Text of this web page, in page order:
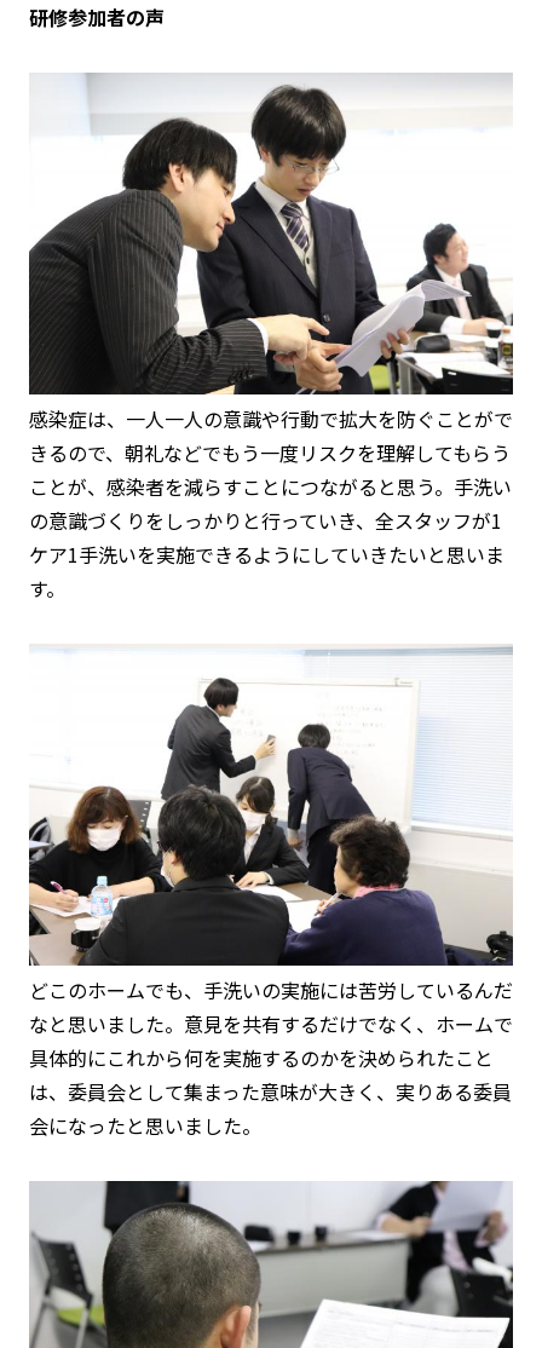
研修参加者の声
感染症は、一人一人の意識や行動で拡大を防ぐことがで
きるので、朝礼などでもう一度リスクを理解してもらう
ことが、感染者を減らすことにつながると思う。手洗い
の意識づくりをしっかりと行っていき、全スタッフが1
ケア1手洗いを実施できるようにしていきたいと思いま
す。
どこのホームでも、手洗いの実施には苦労しているんだ
なと思いました。意見を共有するだけでなく、ホームで
具体的にこれから何を実施するのかを決められたこと
は、委員会として集まった意味が大きく、実りある委員
会になったと思いました。